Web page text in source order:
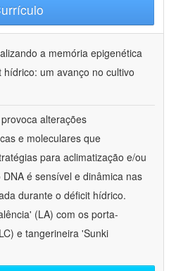
a memória epigenética
um avanço no cultivo
alterações
e moleculares que
para aclimatização e/ou
é sensível e dinâmica nas
durante o déficit hídrico.
(LA) com os porta-
e tangerineira 'Sunki